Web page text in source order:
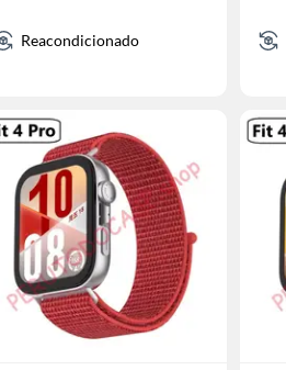
Reacondicionado